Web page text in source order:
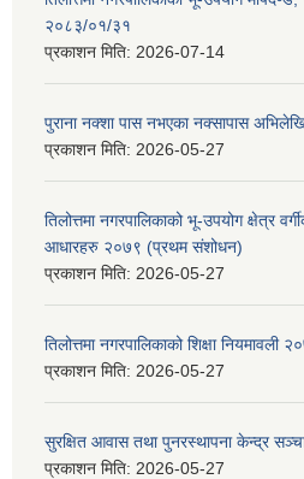
२०८३/०१/३१
प्रकाशन मिति: 2026-07-14
पुराना नक्शा पास नभएका नक्सापास
प्रकाशन मिति: 2026-05-27
तिलोत्तमा नगरपालिकाको भू-उपयोग क्षेत्र
आधारहरु २०७९ (प्रथम संशोधन)
प्रकाशन मिति: 2026-05-27
तिलोत्तमा नगरपालिकाको शिक्षा
प्रकाशन मिति: 2026-05-27
सुरक्षित आवास तथा पुनरस्थापना केन्द्र
प्रकाशन मिति: 2026-05-27